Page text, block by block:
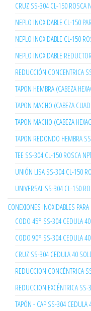
CRUZ SS-304 CL-150 ROSCA
NEPLO INOXIDABLE CL-150
NEPLO INOXIDABLE CL-150
NEPLO INOXIDABLE
REDUCCIÓN CONCENTRICA
TAPON HEMBRA (CABEZA
TAPON MACHO (CABEZA
TAPON MACHO (CABEZA
TAPON REDONDO HEMBRA
TEE SS-304 CL-150 ROSCA
UNIÓN LISA SS-304 CL-150
UNIVERSAL SS-304 CL-150
CONEXIONES INOXIDABLES
CODO 45° SS-304 CEDULA
CODO 90° SS-304 CEDULA
CRUZ SS-304 CEDULA 40
REDUCCION CONCÉNTRICA
REDUCCION EXCÉNTRICA
TAPÓN - CAP SS-304 CEDULA